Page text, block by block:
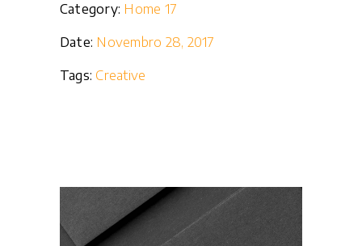
Category: Home 17
Date: Novembro 28, 2017
Tags: Creative